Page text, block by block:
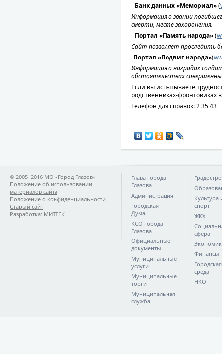
- Банк данных «Мемориал»(
Информация о звании
смерти, месте захоронения.
- Портал «Память народа»(
Сайт позволяет проследить
-Портал «Подвиг народа»(
Информация о наградах
обстоятельствах
Если вы испытываете
родственниках-фронтовиках
Телефон для справок: 2 35 43
© 2005−2016 МО «Город Глазов»
Положение об использовании
материалов сайта
Положение о конфиденциальности
Старый сайт
Разработка: МИТТЕК
Глава города
Глазова
Администрация
Городская
Дума
КСО города
Глазова
Официальные
документы
Муниципальные
услуги
Муниципальные
торги
Муниципальная
служба
Культура
спорт
ЖКХ
сфера
Финансы
Городская
среда
НКО